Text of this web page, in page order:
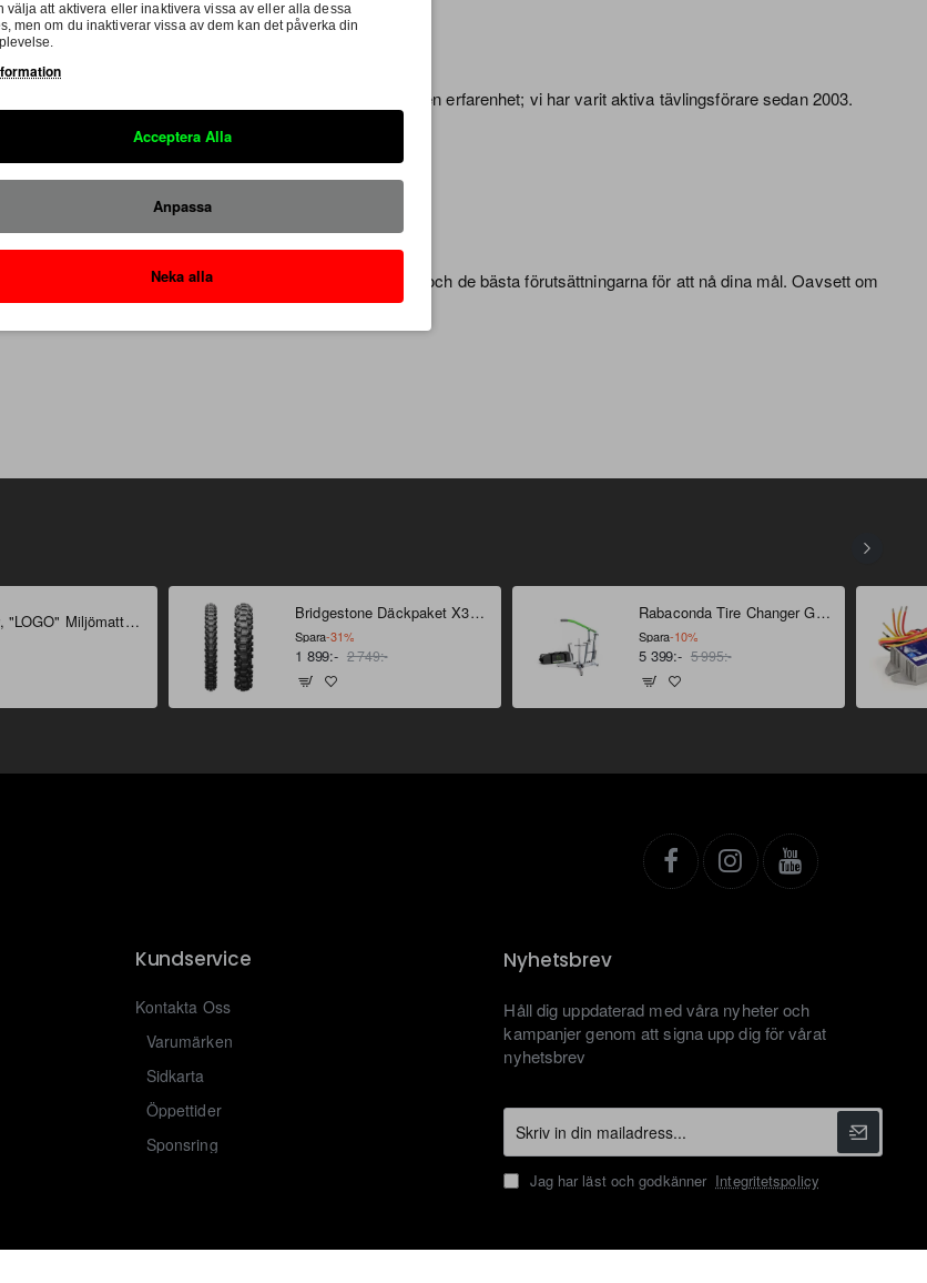
alltid ligga i framkant. Det som särskiljer oss är vår egen erfarenhet; vi har varit aktiva tävlingsförare sedan 2003.
och i depån."
ser vi till att du som kund alltid får rätt utrustning och de bästa förutsättningarna för att nå dina mål. Oavsett om
Knobby, "LOGO" Miljömatta 160 X 100 cm
Bridgestone Däckpaket X31 18" - 21"
Spara-31%
1 899:- 2 749:-
Rabaconda Tire Changer Gen 4
Spara-10%
5 399:- 5 995:-
Kundservice
Kontakta Oss
Varumärken
Sidkarta
Öppettider
Sponsring
Nyhetsbrev
Håll dig uppdaterad med våra nyheter och
kampanjer genom att signa upp dig för vårat
nyhetsbrev
Skriv
din
mailadress...
Jag har läst och godkänner Integritetspolicy
välja att aktivera eller inaktivera vissa av eller alla dessa
men om du inaktiverar vissa av dem kan det påverka din
Acceptera Alla
Anpassa
Neka alla